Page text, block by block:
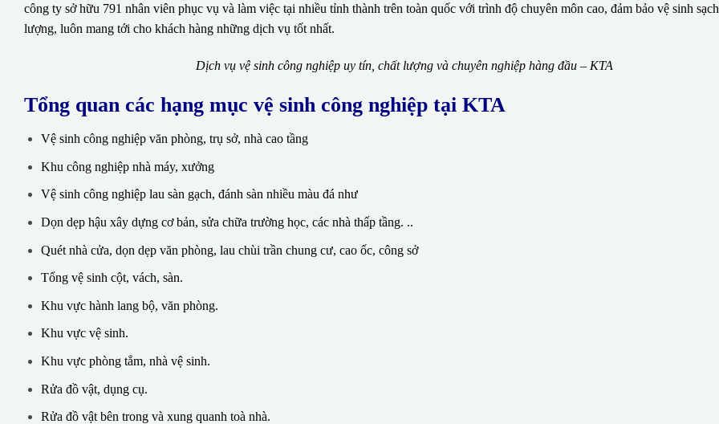
công ty sở hữu 791 nhân viên phục vụ và làm việc tại nhiều tỉnh thành trên toàn quốc với trình độ chuyên môn cao, đảm bảo vệ sinh
lượng, luôn mang tới cho khách hàng những dịch vụ tốt nhất.
Dịch vụ vệ sinh công nghiệp uy tín, chất lượng và chuyên nghiệp hàng đầu – KTA
Tổng quan các hạng mục vệ sinh công nghiệp tại KTA
Vệ sinh công nghiệp văn phòng, trụ sở, nhà cao tầng
Khu công nghiệp nhà máy, xưởng
Vệ sinh công nghiệp lau sàn gạch, đánh sàn nhiều màu đá như
Dọn dẹp hậu xây dựng cơ bản, sửa chữa trường học, các nhà thấp tầng. ..
Quét nhà cửa, dọn dẹp văn phòng, lau chùi trần chung cư, cao ốc, công sở
Tổng vệ sinh cột, vách, sàn.
Khu vực hành lang bộ, văn phòng.
Khu vực vệ sinh.
Khu vực phòng tắm, nhà vệ sinh.
Rửa đồ vật, dụng cụ.
Rửa đồ vật bên trong và xung quanh toà nhà.